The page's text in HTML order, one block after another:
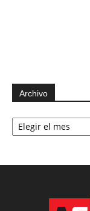
Archivo
Archivo